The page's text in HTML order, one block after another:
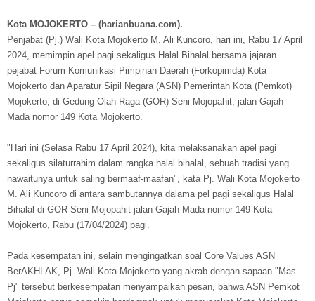
Kota MOJOKERTO – (harianbuana.com).
Penjabat (Pj.) Wali Kota Mojokerto M. Ali Kuncoro, hari ini, Rabu 17 April
2024, memimpin apel pagi sekaligus Halal Bihalal bersama jajaran
pejabat Forum Komunikasi Pimpinan Daerah (Forkopimda) Kota
Mojokerto dan Aparatur Sipil Negara (ASN) Pemerintah Kota (Pemkot)
Mojokerto, di Gedung Olah Raga (GOR) Seni Mojopahit, jalan Gajah
Mada nomor 149 Kota Mojokerto.
"Hari ini (Selasa Rabu 17 April 2024), kita melaksanakan apel pagi
sekaligus silaturrahim dalam rangka halal bihalal, sebuah tradisi yang
nawaitunya untuk saling bermaaf-maafan", kata Pj. Wali Kota Mojokerto
M. Ali Kuncoro di antara sambutannya dalama pel pagi sekaligus Halal
Bihalal di GOR Seni Mojopahit jalan Gajah Mada nomor 149 Kota
Mojokerto, Rabu (17/04/2024) pagi.
Pada kesempatan ini, selain mengingatkan soal Core Values ASN
BerAKHLAK, Pj. Wali Kota Mojokerto yang akrab dengan sapaan "Mas
Pj" tersebut berkesempatan menyampaikan pesan, bahwa ASN Pemkot